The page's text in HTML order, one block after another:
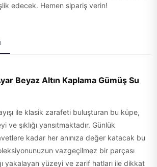
edecek. Hemen sipariş verin!
Beyaz Altın Kaplama Gümüş Su
ile klasik zarafeti buluşturan bu küpe,
ve şıklığı yansıtmaktadır. Günlük
kadar her anınıza değer katacak bu
vazgeçilmez bir parçası
yakalayan yüzeyi ve zarif hatları ile dikkat